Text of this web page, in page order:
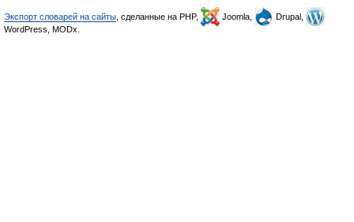
Экспорт словарей на сайты , сделанные на PHP, Joomla,
Drupal,
WordPress, MODx.